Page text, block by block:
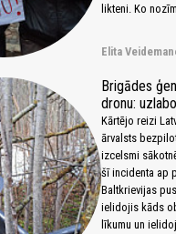
likteni. Ko
Elita
Brigādes
dronu:
Kārtējo reizi
ārvalsts
izcelsmi
šī incidenta ap
Baltkrievijas
ielidojis kāds
līkumu un